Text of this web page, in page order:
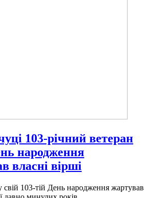
103-річний ветеран
народження
власні вірші
свій 103-тій День народження жартував